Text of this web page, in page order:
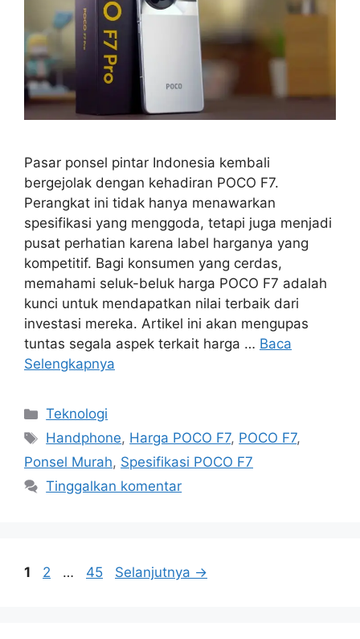
Pasar ponsel pintar Indonesia kembali
bergejolak dengan kehadiran POCO F7.
Perangkat ini tidak hanya menawarkan
spesifikasi yang menggoda, tetapi juga menjadi
pusat perhatian karena label harganya yang
kompetitif. Bagi konsumen yang cerdas,
memahami seluk-beluk harga POCO F7 adalah
kunci untuk mendapatkan nilai terbaik dari
investasi mereka. Artikel ini akan mengupas
tuntas segala aspek terkait harga … Baca
Selengkapnya
Kategori
Teknologi
Tag
Handphone, Harga POCO F7, POCO F7,
Ponsel Murah, Spesifikasi POCO F7
Tinggalkan komentar
Halaman
1 Halaman
2 … Halaman
45 Selanjutnya →